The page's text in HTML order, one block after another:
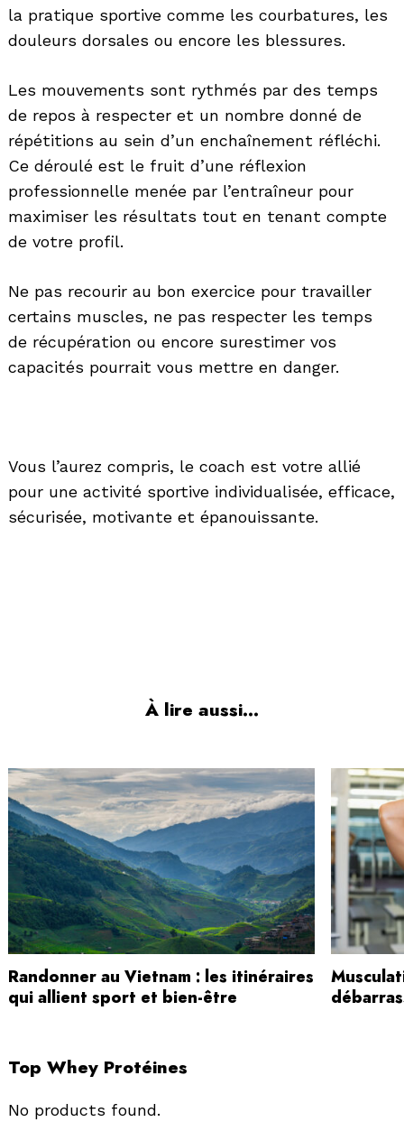
la pratique sportive comme les courbatures, les
douleurs dorsales ou encore les blessures.
Les mouvements sont rythmés par des temps
de repos à respecter et un nombre donné de
répétitions au sein d’un enchaînement réfléchi.
Ce déroulé est le fruit d’une réflexion
professionnelle menée par l’entraîneur pour
maximiser les résultats tout en tenant compte
de votre profil.
Ne pas recourir au bon exercice pour travailler
certains muscles, ne pas respecter les temps
de récupération ou encore surestimer vos
capacités pourrait vous mettre en danger.
Vous l’aurez compris, le coach est votre allié
pour une activité sportive individualisée, efficace,
sécurisée, motivante et épanouissante.
À lire aussi...
Randonner au Vietnam : les itinéraires
qui allient sport et bien-être
Top Whey Protéines
No products found.